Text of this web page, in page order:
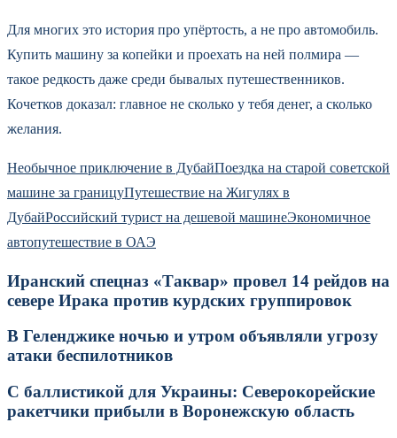
Для многих это история про упёртость, а не про автомобиль.
Купить машину за копейки и проехать на ней полмира —
такое редкость даже среди бывалых путешественников.
Кочетков доказал: главное не сколько у тебя денег, а сколько
желания.
Необычное приключение в ДубайПоездка на старой советской
машине за границуПутешествие на Жигулях в
ДубайРоссийский турист на дешевой машинеЭкономичное
автопутешествие в ОАЭ
Иранский спецназ «Таквар» провел 14 рейдов на
севере Ирака против курдских группировок
В Геленджике ночью и утром объявляли угрозу
атаки беспилотников
С баллистикой для Украины: Северокорейские
ракетчики прибыли в Воронежскую область